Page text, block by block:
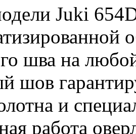
Juki
шва на
шов
и
работа